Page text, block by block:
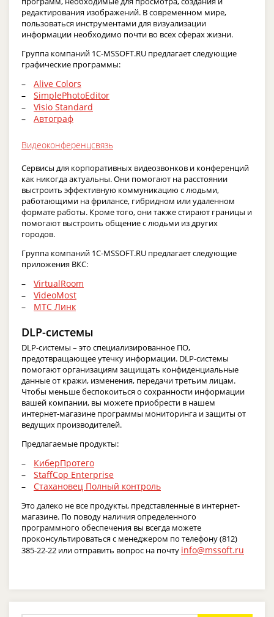
редактирования изображений. В современном мире,
пользоваться инструментами для визуализации
информации необходимо почти во всех сферах жизни.
Группа компаний 1C-MSSOFT.RU предлагает следующие
графические программы:
Alive Colors
SimplePhotoEditor
Visio Standard
Автограф
Видеоконференцсвязь
Сервисы для корпоративных видеозвонков и конференций
как никогда актуальны. Они помогают на расстоянии
выстроить эффективную коммуникацию с людьми,
работающими на фрилансе, гибридном или удаленном
формате работы. Кроме того, они также стирают границы и
помогают выстроить общение с людьми из других
городов.
Группа компаний 1C-MSSOFT.RU предлагает следующие
приложения ВКС:
VirtualRoom
VideoMost
МТС Линк
DLP-системы
DLP-системы – это специализированное ПО,
предотвращающее утечку информации. DLP-системы
помогают организациям защищать конфиденциальные
данные от кражи, изменения, передачи третьим лицам.
Чтобы меньше беспокоиться о сохранности информации
вашей компании, вы можете приобрести в нашем
интернет-магазине программы мониторинга и защиты от
ведущих производителей.
Предлагаемые продукты:
КиберПротего
StaffCop Enterprise
Стахановец Полный контроль
Это далеко не все продукты, представленные в интернет-
магазине. По поводу наличия определенного
программного обеспечения вы всегда можете
проконсультироваться с менеджером по телефону (812)
385-22-22 или отправить вопрос на почту info@mssoft.ru